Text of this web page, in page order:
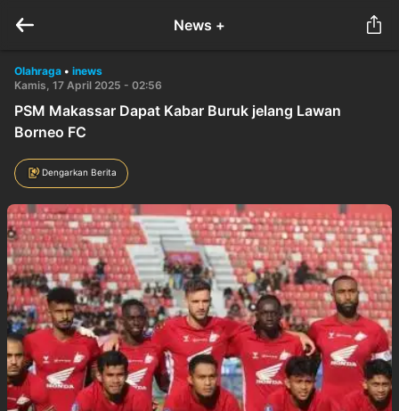
News +
Olahraga • inews
Kamis, 17 April 2025 - 02:56
PSM Makassar Dapat Kabar Buruk jelang Lawan
Borneo FC
Dengarkan Berita